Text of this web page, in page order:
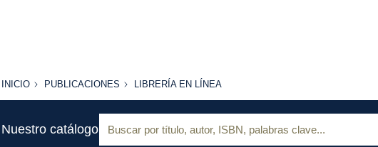
INICIO
INICIO PUBLICACIONES
PUBLICACIONES
LIBRERÍA
LÍNEA
LIBRERÍA EN LÍNEA
Nuestro catálogo